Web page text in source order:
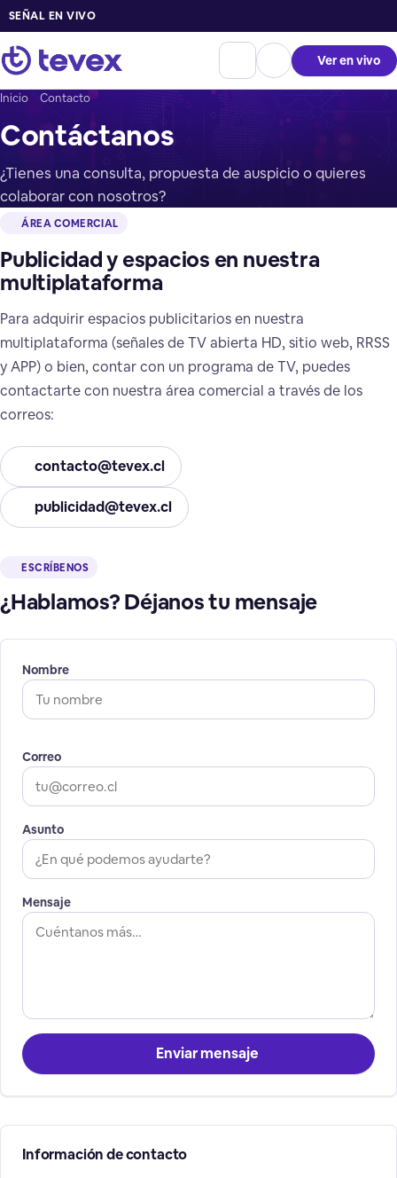
SEÑAL EN VIVO
Ver en vivo
Inicio Contacto
Contáctanos
¿Tienes una consulta, propuesta de auspicio o quieres
colaborar con nosotros?
ÁREA COMERCIAL
Publicidad y espacios en nuestra
multiplataforma
Para adquirir espacios publicitarios en nuestra
multiplataforma (señales de TV abierta HD, sitio web, RRSS
y APP) o bien, contar con un programa de TV, puedes
contactarte con nuestra área comercial a través de los
correos:
contacto@tevex.cl
publicidad@tevex.cl
ESCRÍBENOS
¿Hablamos? Déjanos tu mensaje
Nombre
Correo
Asunto
Mensaje
Enviar mensaje
Información de contacto